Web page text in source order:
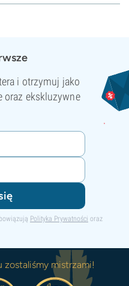
i otrzymuj jako
oraz ekskluzywne
Polityka Prywatności oraz
zostaliśmy mistrzami!